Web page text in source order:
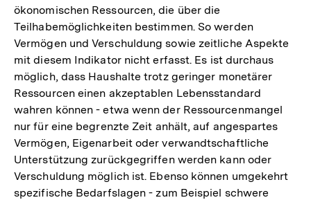
ökonomischen Ressourcen, die über die
Teilhabemöglichkeiten bestimmen. So werden
Vermögen und Verschuldung sowie zeitliche Aspekte
mit diesem Indikator nicht erfasst. Es ist durchaus
möglich, dass Haushalte trotz geringer monetärer
Ressourcen einen akzeptablen Lebensstandard
wahren können - etwa wenn der Ressourcenmangel
nur für eine begrenzte Zeit anhält, auf angespartes
Vermögen, Eigenarbeit oder verwandtschaftliche
Unterstützung zurückgegriffen werden kann oder
Verschuldung möglich ist. Ebenso können umgekehrt
spezifische Bedarfslagen - zum Beispiel schwere